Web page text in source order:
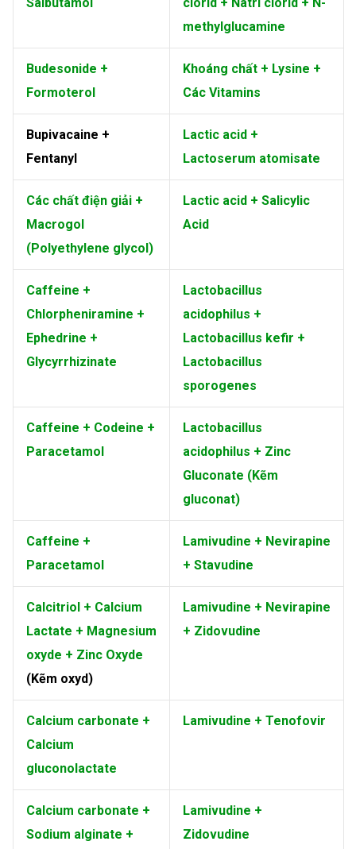
methylglucamine
Budesonide +
Formoterol
Khoáng chất + Lysine +
Các Vitamins
Bupivacaine +
Fentanyl
Lactic acid +
Lactoserum atomisate
Các chất điện giải +
Macrogol
(Polyethylene glycol)
Lactic acid + Salicylic
Acid
Caffeine +
Chlorpheniramine +
Ephedrine +
Glycyrrhizinate
Lactobacillus
acidophilus +
Lactobacillus kefir +
Lactobacillus
sporogenes
Caffeine + Codeine +
Paracetamol
Lactobacillus
acidophilus + Zinc
Gluconate (Kẽm
gluconat)
Caffeine +
Paracetamol
Lamivudine + Nevirapine
+ Stavudine
Calcitriol + Calcium
Lactate + Magnesium
oxyde + Zinc Oxyde
(Kẽm oxyd)
Lamivudine + Nevirapine
+ Zidovudine
Calcium carbonate +
Calcium
gluconolactate
Lamivudine + Tenofovir
Calcium carbonate +
Sodium alginate +
Lamivudine +
Zidovudine